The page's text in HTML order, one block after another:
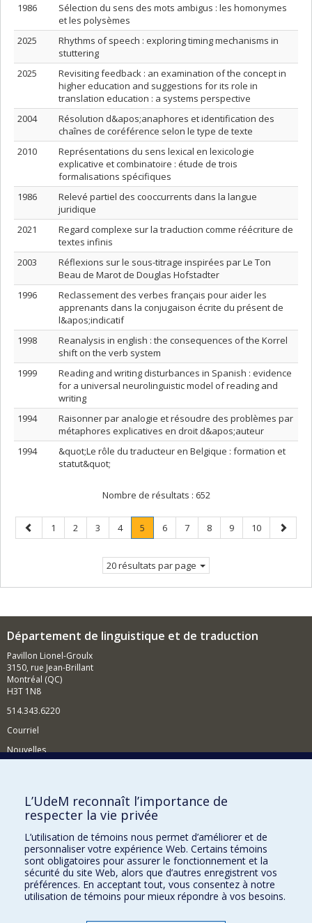
1986
Sélection du sens des mots ambigus : les homonymes
et les polysèmes
2025
Rhythms of speech : exploring timing mechanisms in
stuttering
2025
Revisiting feedback : an examination of the concept in
higher education and suggestions for its role in
translation education : a systems perspective
2004
Résolution d&apos;anaphores et identification des
chaînes de coréférence selon le type de texte
2010
Représentations du sens lexical en lexicologie
explicative et combinatoire : étude de trois
formalisations spécifiques
1986
Relevé partiel des cooccurrents dans la langue
juridique
2021
Regard complexe sur la traduction comme réécriture de
textes infinis
2003
Réflexions sur le sous-titrage inspirées par Le Ton
Beau de Marot de Douglas Hofstadter
1996
Reclassement des verbes français pour aider les
apprenants dans la conjugaison écrite du présent de
l&apos;indicatif
1998
Reanalysis in english : the consequences of the Korrel
shift on the verb system
1999
Reading and writing disturbances in Spanish : evidence
for a universal neurolinguistic model of reading and
writing
1994
Raisonner par analogie et résoudre des problèmes par
métaphores explicatives en droit d&apos;auteur
1994
&quot;Le rôle du traducteur en Belgique : formation et
statut&quot;
Nombre de résultats : 652
Page
précédente
Page
1 Page
2 Page
3 Page
4 Page
5
Page
Page
6 Page
7 Page
8 Page
9 Page
10
Page
20 résultats par page
Département de linguistique et de traduction
Pavillon Lionel-Groulx
3150, rue Jean-Brillant
Montréal (QC)
H3T 1N8
514.343.6220
Courriel
Nouvelles
Comment soutenir le Département?
BESOIN D'AIDE?
Plan du site
Signaler une erreur
Accessibilité
FACULTÉ DES ARTS ET DES SCIENCES
L’UdeM reconnaît l’importance de
respecter la vie privée
L’utilisation de témoins nous permet d’améliorer et de
personnaliser votre expérience Web. Certains témoins
sont obligatoires pour assurer le fonctionnement et la
sécurité du site Web, alors que d’autres enregistrent vos
préférences. En acceptant tout, vous consentez à notre
utilisation de témoins pour mieux répondre à vos besoins.